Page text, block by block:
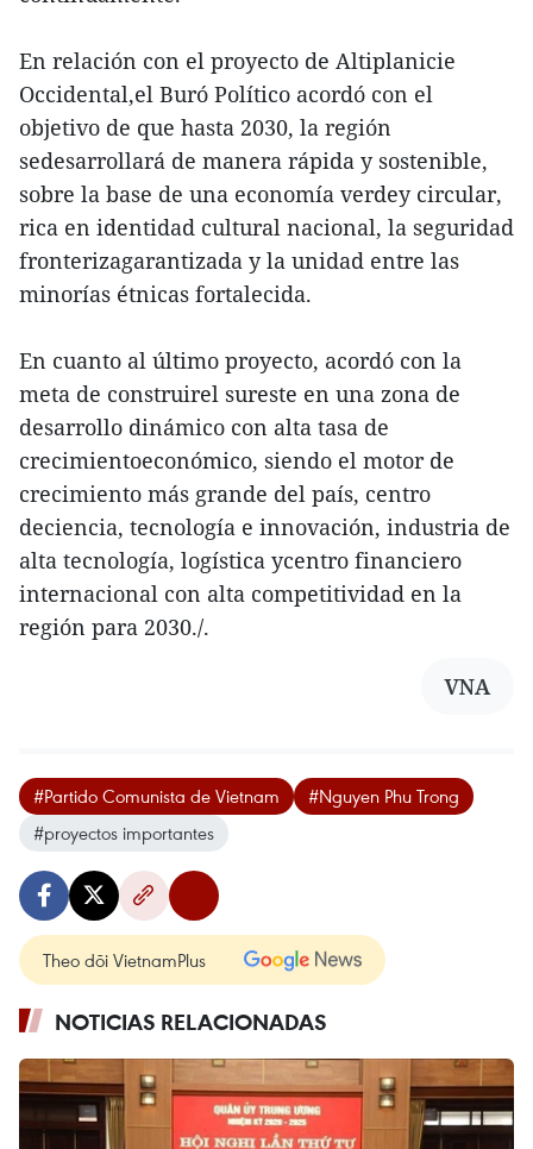
En relación con el proyecto de Altiplanicie
Occidental,el Buró Político acordó con el
objetivo de que hasta 2030, la región
sedesarrollará de manera rápida y sostenible,
sobre la base de una economía verdey circular,
rica en identidad cultural nacional, la seguridad
fronterizagarantizada y la unidad entre las
minorías étnicas fortalecida.
En cuanto al último proyecto, acordó con la
meta de construirel sureste en una zona de
desarrollo dinámico con alta tasa de
crecimientoeconómico, siendo el motor de
crecimiento más grande del país, centro
deciencia, tecnología e innovación, industria de
alta tecnología, logística ycentro financiero
internacional con alta competitividad en la
región para 2030./.
VNA
#Partido Comunista de Vietnam
#Nguyen Phu Trong
#proyectos importantes
Theo dõi VietnamPlus
NOTICIAS RELACIONADAS